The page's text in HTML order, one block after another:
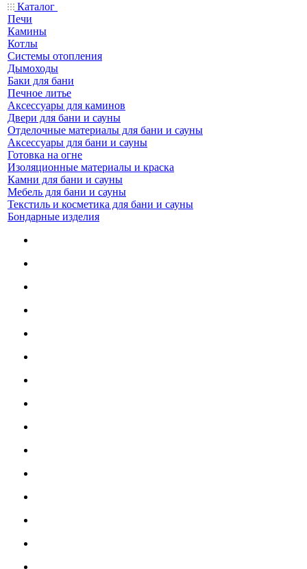
Каталог
Печи
Камины
Котлы
Системы отопления
Дымоходы
Баки для бани
Печное литье
Аксессуары для каминов
Двери для бани и сауны
Отделочные материалы для бани и сауны
Аксессуары для бани и сауны
Готовка на огне
Изоляционные материалы и краска
Камни для бани и сауны
Мебель для бани и сауны
Текстиль и косметика для бани и сауны
Бондарные изделия